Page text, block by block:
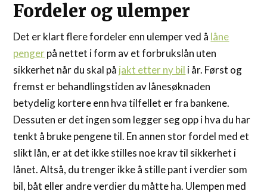
Fordeler og ulemper
Det er klart flere fordeler enn ulemper ved å låne
pengerpå nettet i form av et forbrukslån uten
sikkerhet når du skal på jakt etter ny bil i år. Først og
fremst er behandlingstiden av lånesøknaden
betydelig kortere enn hva tilfellet er fra bankene.
Dessuten er det ingen som legger seg opp i hva du har
tenkt å bruke pengene til. En annen stor fordel med et
slikt lån, er at det ikke stilles noe krav til sikkerhet i
lånet. Altså, du trenger ikke å stille pant i verdier som
bil, båt eller andre verdier du måtte ha. Ulempen med